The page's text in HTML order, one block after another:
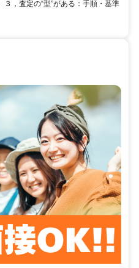
，査定の“型”がある：手順・基準